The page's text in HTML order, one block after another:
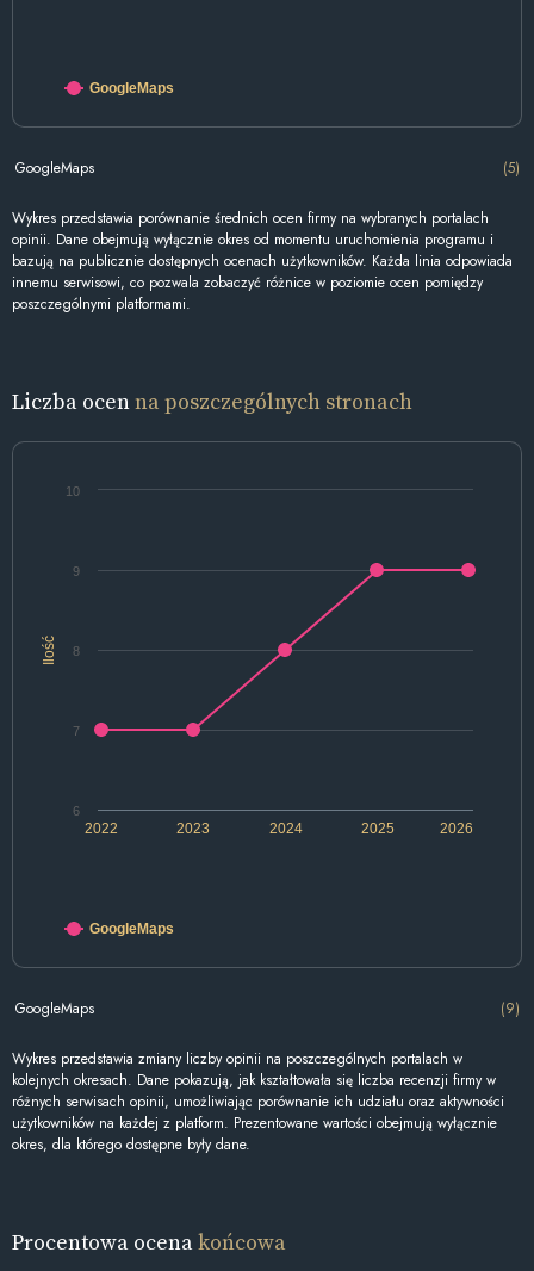
GoogleMaps
GoogleMaps (5)
Wykres przedstawia porównanie średnich ocen firmy na wybranych portalach
opinii. Dane obejmują wyłącznie okres od momentu uruchomienia programu i
bazują na publicznie dostępnych ocenach użytkowników. Każda linia odpowiada
innemu serwisowi, co pozwala zobaczyć różnice w poziomie ocen pomiędzy
poszczególnymi platformami.
Liczba ocenna poszczególnych stronach
Ilość
2022 2024 2026
2023 2025
7
8
9
6
10
GoogleMaps
GoogleMaps (9)
Wykres przedstawia zmiany liczby opinii na poszczególnych portalach w
kolejnych okresach. Dane pokazują, jak kształtowała się liczba recenzji firmy w
różnych serwisach opinii, umożliwiając porównanie ich udziału oraz aktywności
użytkowników na każdej z platform. Prezentowane wartości obejmują wyłącznie
okres, dla którego dostępne były dane.
Procentowa ocenakońcowa